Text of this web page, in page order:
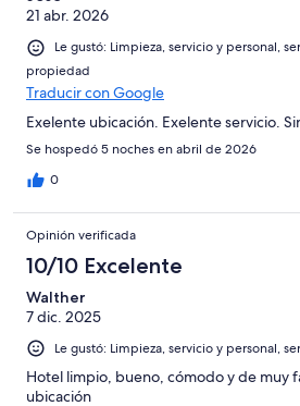
21 abr. 2026
Le gustó: Limpieza, servicio y personal,
propiedad
Traducir con Google
Exelente ubicación. Exelente servicio.
Se hospedó 5 noches en abril de 2026
0
Opinión verificada
10/10 Excelente
Walther
7 dic. 2025
Le gustó: Limpieza, servicio y personal,
Hotel limpio, bueno, cómodo y de muy
ubicación